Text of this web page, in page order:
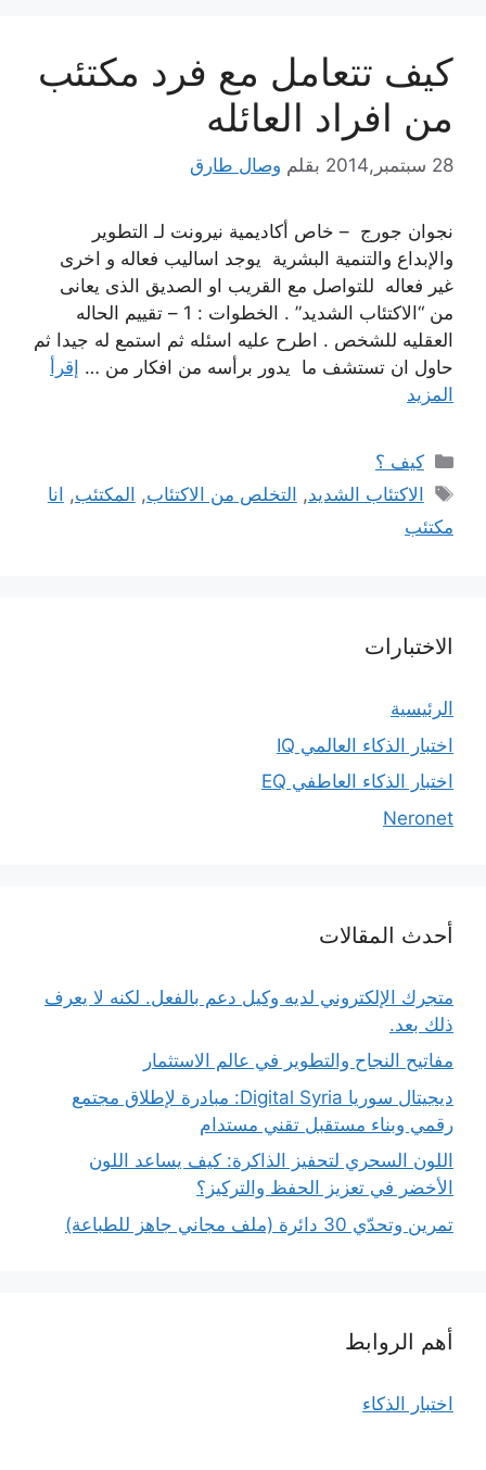
كيف تتعامل مع فرد مكتئب
من افراد العائله
28 سبتمبر,2014 بقلم وصال طارق
نجوان جورج – خاص أكاديمية نيرونت لـ التطوير
والإبداع والتنمية البشرية يوجد اساليب فعاله و اخرى
غير فعاله للتواصل مع القريب او الصديق الذى يعانى
من “الاكتئاب الشديد” . الخطوات : 1 – تقييم الحاله
العقليه للشخص . اطرح عليه اسئله ثم استمع له جيدا ثم
حاول ان تستشف ما يدور برأسه من افكار من … إقرأ
المزيد
التصنيفات
كيف ؟
الوسوم
الاكتئاب الشديد, التخلص من الاكتئاب, المكتئب, انا
مكتئب
الاختبارات
الرئيسية
اختبار الذكاء العالمي IQ
اختبار الذكاء العاطفي EQ
Neronet
أحدث المقالات
متجرك الإلكتروني لديه وكيل دعم بالفعل. لكنه لا يعرف
ذلك بعد.
مفاتيح النجاح والتطوير في عالم الاستثمار
ديجيتال سوريا Digital Syria: مبادرة لإطلاق مجتمع
رقمي وبناء مستقبل تقني مستدام
اللون السحري لتحفيز الذاكرة: كيف يساعد اللون
الأخضر في تعزيز الحفظ والتركيز؟
تمرين وتحدّي 30 دائرة (ملف مجاني جاهز للطباعة)
أهم الروابط
اختبار الذكاء